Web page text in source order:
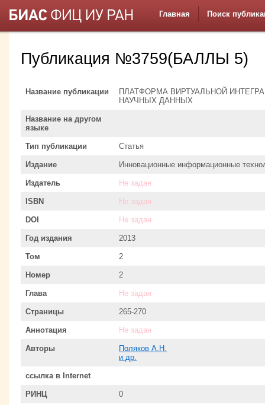
Главная Поиск
Публикация №3759(БАЛЛЫ 5)
Название публикации
ПЛАТФОРМА ВИРТУАЛЬНОЙ
НАУЧНЫХ ДАННЫХ
Название на другом
языке
Тип публикации Статья
Издание Инновационные информационные
Издатель Не задан
ISBN Не задан
DOI Не задан
Год издания 2013
Том 2
Номер 2
Глава Не задан
Страницы 265-270
Аннотация Не задан
Авторы
Поляков А.Н.
и др.
ссылка в Internet
РИНЦ 0